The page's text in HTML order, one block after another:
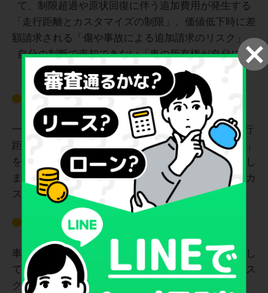
走行距離制限とカスタマイズの制限
一般的に、どちらも「月に1,000kmまで」などの走行
距離制限があります。最終的に「返却」や「乗換え」
を選ぶ場合、制限を超過していると追加費用が発生し
ます。また、車を元の状態で返す必要があるため、カ
スタマイズは原則できません。
傷や事故による追加請求のリスク
車をぶつけたり汚したりして価値が下がると、設定し
ていた残価を下回り、返却時に差額を請求されるリス
クがあります。